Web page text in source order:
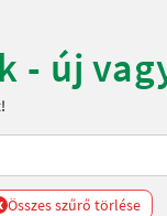
- új
Összes szűrő törlése